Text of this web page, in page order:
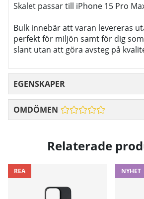
Skalet passar till iPhone 15 Pro
Bulk innebär att varan levereras
perfekt för miljön samt för dig
slant utan att göra avsteg på
EGENSKAPER
OMDÖMEN
Relaterade
REA NYHET